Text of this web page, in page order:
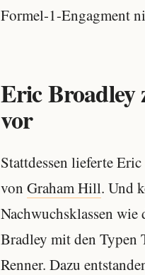
Formel-1-Engagment
Eric Broadley
vor
Stattdessen lieferte
von Graham Hill. Und
Nachwuchsklassen
Bradley mit den Typen
Renner. Dazu